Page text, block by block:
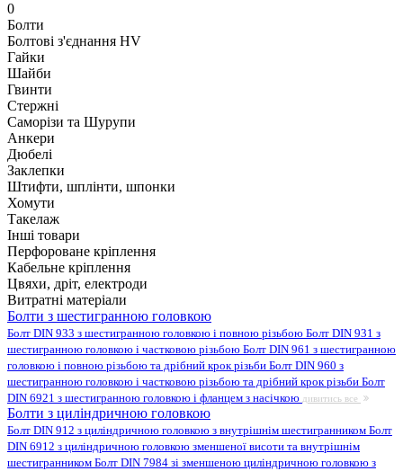
0
Болти
Болтові з'єднання HV
Гайки
Шайби
Гвинти
Стержні
Саморізи та Шурупи
Анкери
Дюбелі
Заклепки
Штифти, шплінти, шпонки
Хомути
Такелаж
Інші товари
Перфороване кріплення
Кабельне кріплення
Цвяхи, дріт, електроди
Витратні матеріали
Болти з шестигранною головкою
Болт DIN 933 з шестигранною головкою і повною різьбою Болт DIN 931 з
шестигранною головкою і частковою різьбою Болт DIN 961 з шестигранною
головкою і повною різьбою та дрібний крок різьби Болт DIN 960 з
шестигранною головкою і частковою різьбою та дрібний крок різьби Болт
DIN 6921 з шестигранною головкою і фланцем з насічкою дивитись все
Болти з циліндричною головкою
Болт DIN 912 з циліндричною головкою з внутрішнім шестигранником Болт
DIN 6912 з циліндричною головкою зменшеної висоти та внутрішнім
шестигранником Болт DIN 7984 зі зменшеною циліндричною головкою з